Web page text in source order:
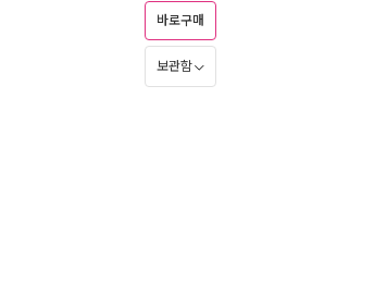
바로구매
보관함